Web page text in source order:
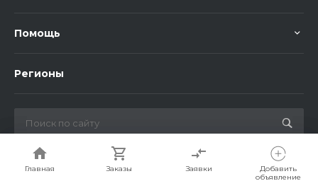
Главная Заказы Заявки
Добавить
объявление
Главная Заказы Заявки
Добавить
объявление
Помощь
Регионы
© 2026 Bigorent, Все права защищены